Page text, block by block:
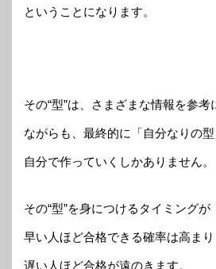
ということになります。
その“型”は、さまざまな情報を参考
ながらも、最終的に「自分なりの
自分で作っていくしかありません。
その“型”を身につけるタイミングが
早い人ほど合格できる確率は高まり
遅い人ほど合格が遠のきます。